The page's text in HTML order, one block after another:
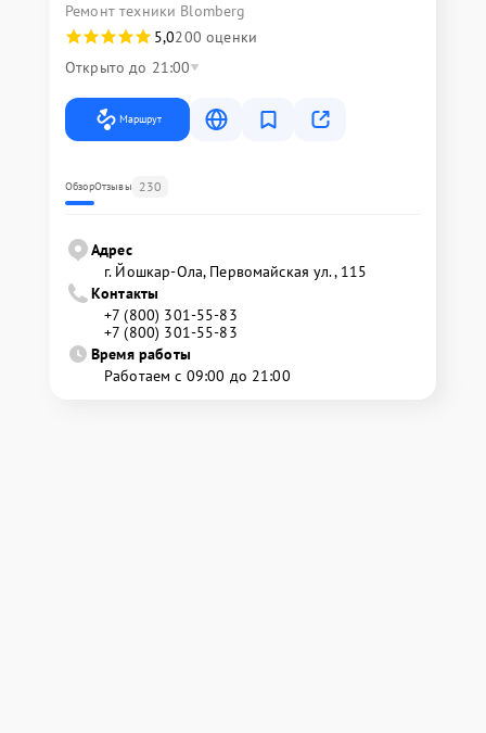
Ремонт техники Blomberg
5,0200 оценки
Открыто до 21:00
Маршрут
ОбзорОтзывы 230
Адрес
г. Йошкар-Ола, Первомайская ул., 115
Контакты
+7 (800) 301-55-83
+7 (800) 301-55-83
Время работы
Работаем с 09:00 до 21:00